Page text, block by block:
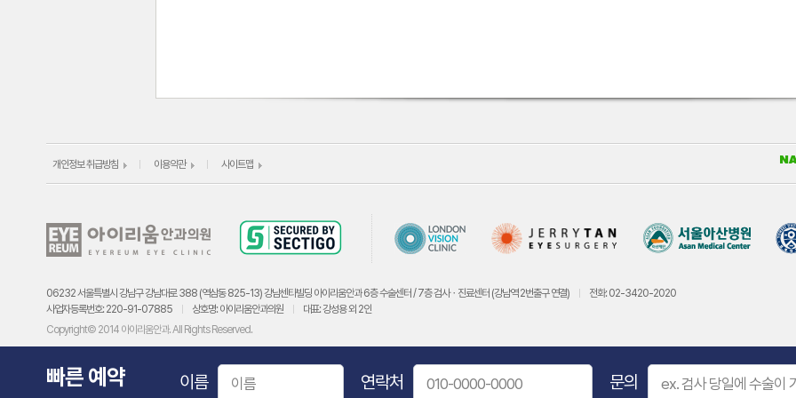
빠른 예약
이름 연락처 문의
개인정보 취급방침 이용약관 사이트맵
06232 서울특별시 강남구 강남대로 388 (역삼동 825-13) 강남센타빌딩 아이리움안과 6층 수술센터 / 7층 검사ㆍ진료센터 (강남역 2번출구 연결)
전화: 02-3420-2020
사업자등록번호: 220-91-07885
상호명: 아이리움안과의원
대표: 강성용 외 2인
Copyright© 2014 아이리움안과. All Rights Reserved.